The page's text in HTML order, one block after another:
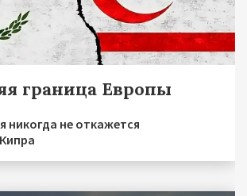
граница Европы
никогда не откажется